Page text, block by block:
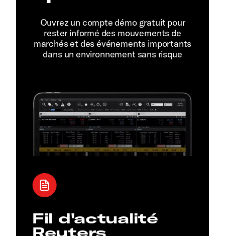
Ouvrez un compte démo gratuit pour
rester informé des mouvements de
marchés et des événements importants
dans un environnement sans risque
Fil d'actualité
Reuters